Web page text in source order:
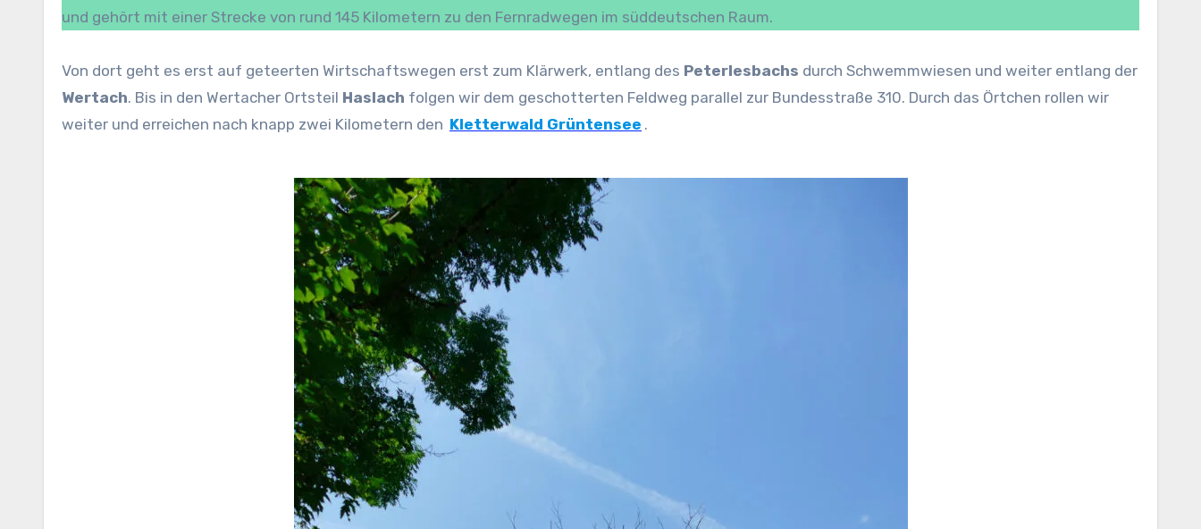
und gehört mit einer Strecke von rund 145 Kilometern zu den Fernradwegen im süddeutschen Raum.
Von dort geht es erst auf geteerten Wirtschaftswegen erst zum Klärwerk, entlang des Peterlesbachs durch Schwemmwiesen und weiter entlang der
Wertach. Bis in den Wertacher Ortsteil Haslach folgen wir dem geschotterten Feldweg parallel zur Bundesstraße 310. Durch das Örtchen rollen wir
weiter und erreichen nach knapp zwei Kilometern den Kletterwald Grüntensee .